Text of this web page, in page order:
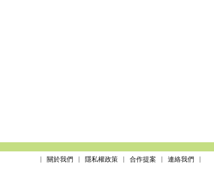
關於我們 隱私權政策 合作提案 連絡我們